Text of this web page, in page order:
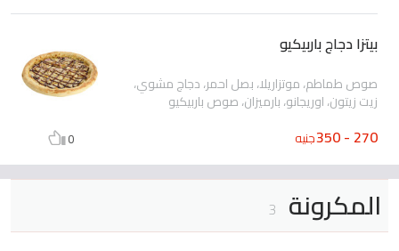
بيتزا دجاج باربيكيو
صوص طماطم، موتزاريلا، بصل احمر، دجاج مشوي،
زيت زيتون، اوريجانو، بارميزان، صوص باربيكيو
270 - 350 جنيه 0
المكرونة 3